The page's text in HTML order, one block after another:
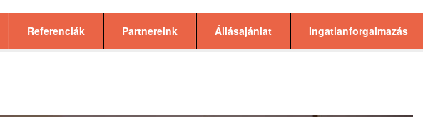
Referenciák Partnereink Állásajánlat Ingatlanforgalmazás